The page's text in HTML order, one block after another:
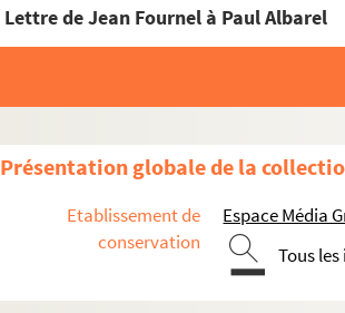
Lettre de Jean Fournel à Paul Albarel
Présentation globale de la
Etablissement de
conservation
Espace Média
Tous
Lettre de Germaine Reverdy à
Lettre de Jack Franc à Paul
Lettre du vice-président de la
Lettre du Syndicat du